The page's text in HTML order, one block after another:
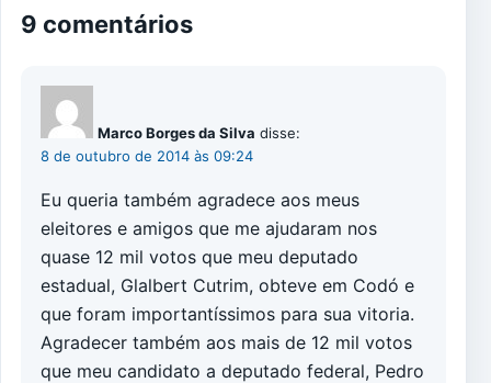
9 comentários
Marco Borges da Silva disse:
8 de outubro de 2014 às 09:24
Eu queria também agradece aos meus
eleitores e amigos que me ajudaram nos
quase 12 mil votos que meu deputado
estadual, Glalbert Cutrim, obteve em Codó e
que foram importantíssimos para sua vitoria.
Agradecer também aos mais de 12 mil votos
que meu candidato a deputado federal, Pedro